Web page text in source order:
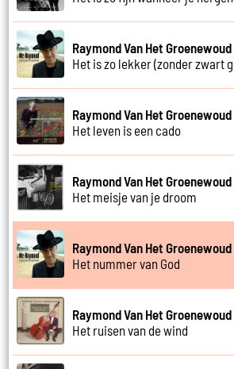
Raymond Van Het Groenewoud
Het is zo lekker (zonder zwart
Raymond Van Het Groenewoud
Het leven is een cado
Raymond Van Het Groenewoud
Het meisje van je droom
Raymond Van Het Groenewoud
Het nummer van God
Raymond Van Het Groenewoud
Het ruisen van de wind